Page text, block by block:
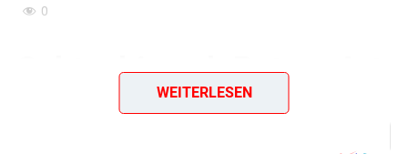
0
Schtschi nach Peters Art
WEITERLESEN